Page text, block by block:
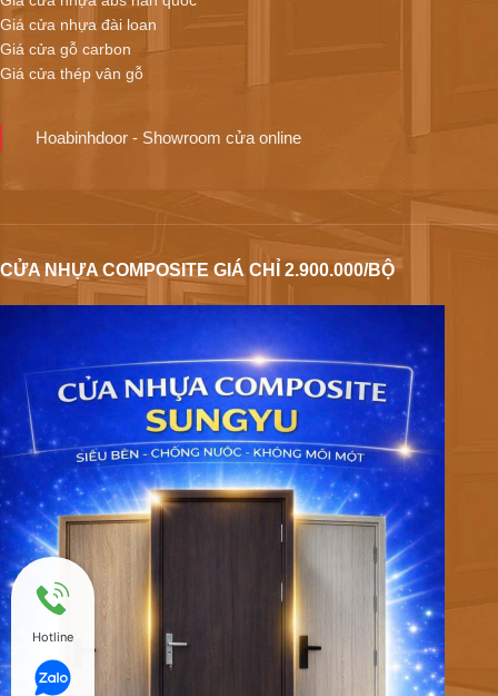
Giá cửa nhựa đài loan
Giá cửa gỗ carbon
Giá cửa thép vân gỗ
Hoabinhdoor - Showroom cửa online
CỬA NHỰA COMPOSITE GIÁ CHỈ 2.900.000/BỘ
Hotline